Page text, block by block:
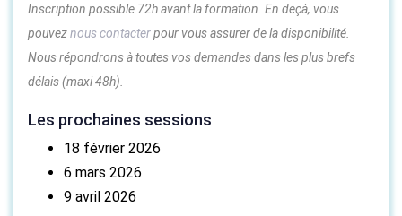
Inscription possible 72h avant la formation. En deçà, vous
pouveznous contacterpour vous assurer de la disponibilité.
Nous répondrons à toutes vos demandes dans les plus brefs
délais (maxi 48h).
Les prochaines sessions
18 février 2026
6 mars 2026
9 avril 2026